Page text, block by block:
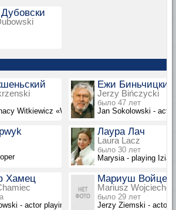
Witkiewicz «Witkacy»
Ежи Биньчицкий
Jerzy Bińczycki
было 47 лет
Jan Sokolowski -
Лаура Лач
Laura Lacz
было 30 лет
Marysia - playing Izia
Хамец
- actor playing Prof. Alfred Green
Мариуш
Mariusz
было 29 лет
Jerzy Ziemski - actor